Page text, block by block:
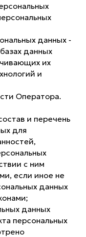
данных -
данных
их
и
Оператора.
и перечень
для
с ним
если иное не
данных
данных
персональных